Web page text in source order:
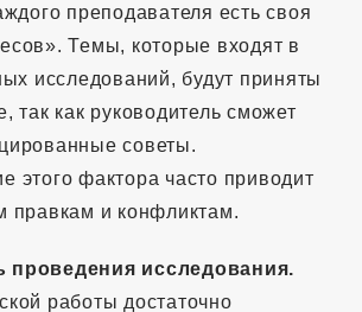
преподавателя есть своя
Темы, которые входят в
исследований, будут приняты
так как руководитель сможет
советы.
этого фактора часто приводит
правкам и конфликтам.
проведения исследования.
работы достаточно